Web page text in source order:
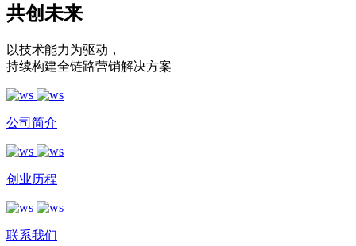
共创未来
以技术能力为驱动 ，
持续构建全链路营销解决方案
公司简介
创业历程
联系我们